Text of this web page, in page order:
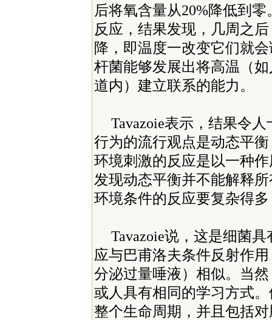
后将氧含量从20%降低到
反应，结果发现，几周之
降，即温度一改变它们就
杆菌能够发展出将高温（
道内）建立联系的能力。
Tavazoie表示，结果令
行为的流行观点是动态平衡
环境刺激的反应是以一种
发现动态平衡并不能解释
环境条件的反应要复杂得
Tavazoie说，这是细菌
应与巴甫洛夫条件反射作
分泌过量唾液）相似。当
或人具有相同的学习方式
整个生命周期，并且包括